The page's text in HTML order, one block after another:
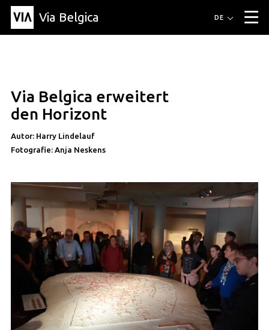
Via Belgica ▼
Artikel
Bildung
Rezept
Freunde
Über Via Belgica
DE
Via Belgica erweitert
den Horizont
Autor: Harry Lindelauf
Fotografie: Anja Neskens